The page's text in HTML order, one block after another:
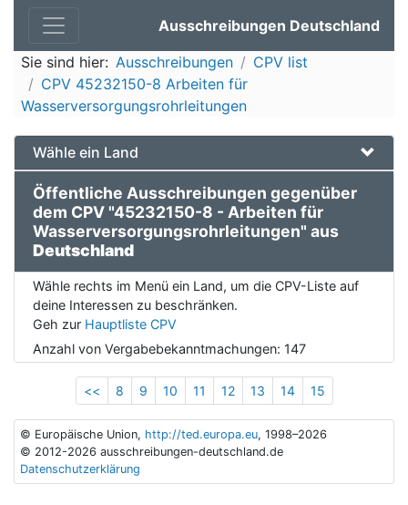
Ausschreibungen Deutschland
Sie sind hier: Ausschreibungen
CPV list
CPV 45232150-8 Arbeiten für
Wasserversorgungsrohrleitungen
Wähle ein Land
Öffentliche Ausschreibungen gegenüber
dem CPV "45232150-8 - Arbeiten für
Wasserversorgungsrohrleitungen" aus
Deutschland
Wähle rechts im Menü ein Land, um die CPV-Liste auf
deine Interessen zu beschränken.
Geh zur Hauptliste CPV
Anzahl von Vergabebekanntmachungen: 147
<< 8 9 10 11 12 13 14 15
© Europäische Union, http://ted.europa.eu, 1998–2026
© 2012-2026 ausschreibungen-deutschland.de
Datenschutzerklärung